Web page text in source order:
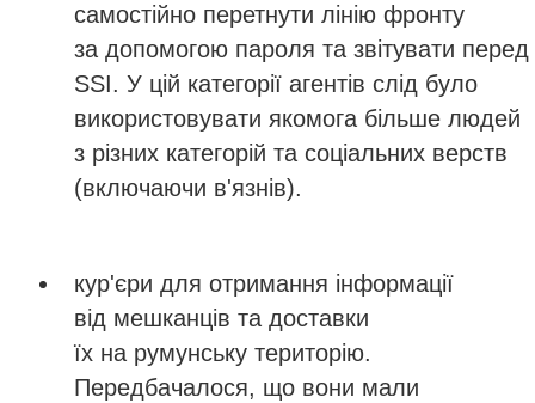
самостійно перетнути лінію фронту
за допомогою пароля та звітувати перед
SSI. У цій категорії агентів слід було
використовувати якомога більше людей
з різних категорій та соціальних верств
(включаючи в'язнів).
кур'єри для отримання інформації
від мешканців та доставки
їх на румунську територію.
Передбачалося, що вони мали